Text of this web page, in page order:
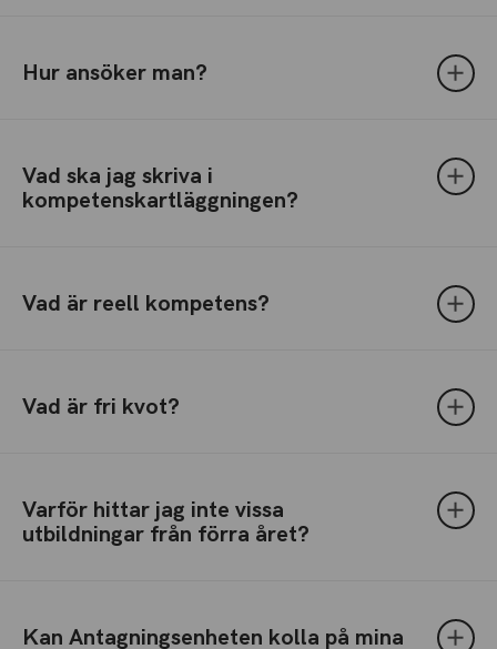
Hur ansöker man?
Vad ska jag skriva i
kompetenskartläggningen?
Vad är reell kompetens?
Vad är fri kvot?
Varför hittar jag inte vissa
utbildningar från förra året?
Kan Antagningsenheten kolla på mina